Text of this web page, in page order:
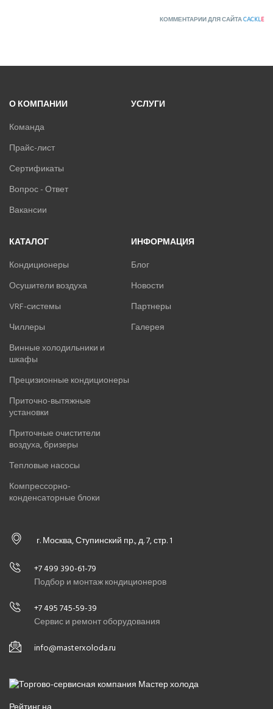
КОММЕНТАРИИ ДЛЯ САЙТАCACKLE
О КОМПАНИИ
Команда
Прайс-лист
Сертификаты
Вопрос - Ответ
Вакансии
УСЛУГИ
КАТАЛОГ
Кондиционеры
Осушители воздуха
VRF-системы
Чиллеры
Винные холодильники и
шкафы
Прецизионные кондиционеры
Приточно-вытяжные
установки
Приточные очистители
воздуха, бризеры
Тепловые насосы
Компрессорно-
конденсаторные блоки
ИНФОРМАЦИЯ
Блог
Новости
Партнеры
Галерея
г. Москва, Ступинский пр., д. 7, стр. 1
+7 499 390-61-79
Подбор и монтаж кондиционеров
+7 495 745-59-39
Сервис и ремонт оборудования
info@masterxoloda.ru